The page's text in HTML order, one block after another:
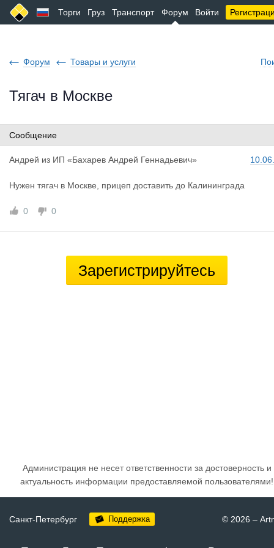
Торги Груз Транспорт Форум Войти
Форум Товары и услуги
Тягач в Москве
Сообщение
Андрей из ИП «Бахарев Андрей Геннадьевич»
Нужен тягач в Москве, прицеп доставить до Калининграда
0 0
Зарегистрируйтесь
Администрация не несет ответственности за достоверность и
актуальность информации предоставляемой пользователями!
Санкт-Петербург Поддержка © 2026 –